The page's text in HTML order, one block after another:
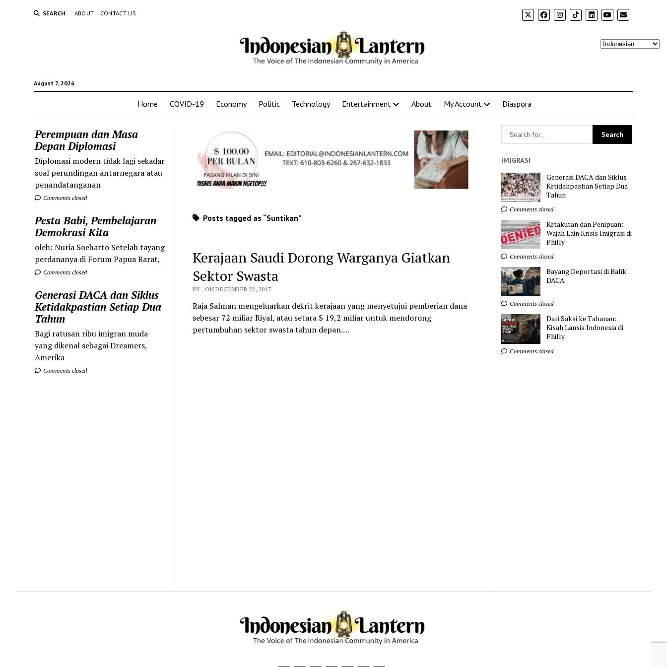
SEARCH ABOUT CONTACT US
August 7, 2026
Home COVID-19 Economy Politic Technology Entertainment About My Account Diaspora
Perempuan dan Masa
Depan Diplomasi
Diplomasi modern tidak lagi sekadar
soal perundingan antarnegara atau
penandatanganan
Comments closed
Pesta Babi, Pembelajaran
Demokrasi Kita
oleh: Nuria Soeharto Setelah tayang
perdananya di Forum Papua Barat,
Comments closed
Generasi DACA dan Siklus
Ketidakpastian Setiap Dua
Tahun
Bagi ratusan ribu imigran muda
yang dikenal sebagai Dreamers,
Amerika
Comments closed
Posts tagged as “Suntikan”
Kerajaan Saudi Dorong Warganya Giatkan
Sektor Swasta
BY . ON DECEMBER 22, 2017
Raja Salman mengeluarkan dekrit kerajaan yang menyetujui pemberian dana
sebesar 72 miliar Riyal, atau setara $ 19,2 miliar untuk mendorong
pertumbuhan sektor swasta tahun depan.…
IMIGRASI
Generasi DACA dan Siklus
Ketidakpastian Setiap Dua
Tahun
Comments closed
Ketakutan dan Penipuan:
Wajah Lain Krisis Imigrasi di
Philly
Comments closed
Bayang Deportasi di Balik
DACA
Comments closed
Dari Saksi ke Tahanan:
Kisah Lansia Indonesia di
Philly
Comments closed